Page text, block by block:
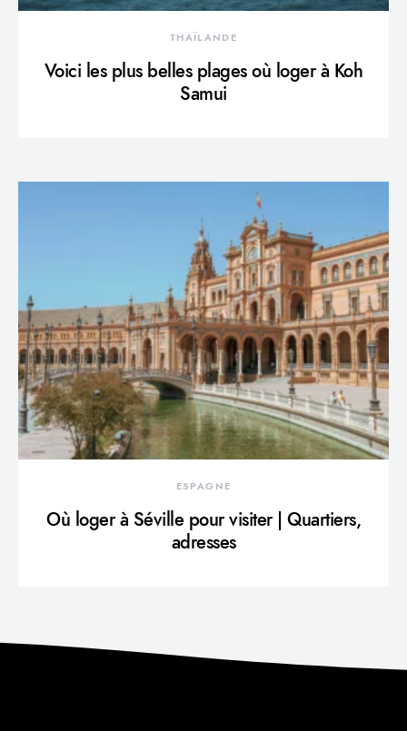
THAÏLANDE
Voici les plus belles plages où loger à Koh
Samui
ESPAGNE
Où loger à Séville pour visiter | Quartiers,
adresses